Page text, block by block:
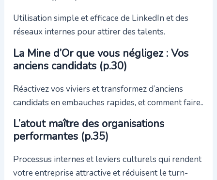
Utilisation simple et efficace de LinkedIn et des
réseaux internes pour attirer des talents.
La Mine d’Or que vous négligez : Vos
anciens candidats (p.30)
Réactivez vos viviers et transformez d’anciens
candidats en embauches rapides, et comment faire..
L’atout maître des organisations
performantes (p.35)
Processus internes et leviers culturels qui rendent
votre entreprise attractive et réduisent le turn-